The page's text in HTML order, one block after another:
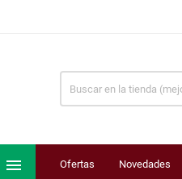
 Ofertas Novedades